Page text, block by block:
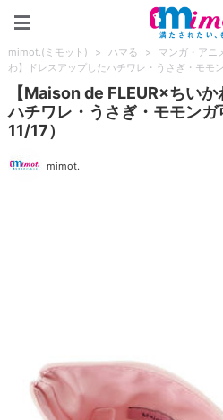
mimot.(ミモット) > ハマる > マンガ・アニ
わ】ドレスアップしたハチワレ・うさぎ・モモ
【Maison de FLEUR×ちい
ハチワレ・うさぎ・モモン
11/17）
mimot.